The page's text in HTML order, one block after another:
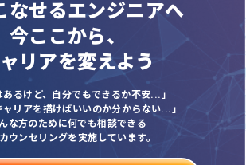
なせるエンジニアへ
今ここから、
リアを変えよう
あるけど、自分でもできるか不安...」
ャリアを描けばいいのか分からない...」
な方のために何でも相談できる
ウンセリングを実施しています。